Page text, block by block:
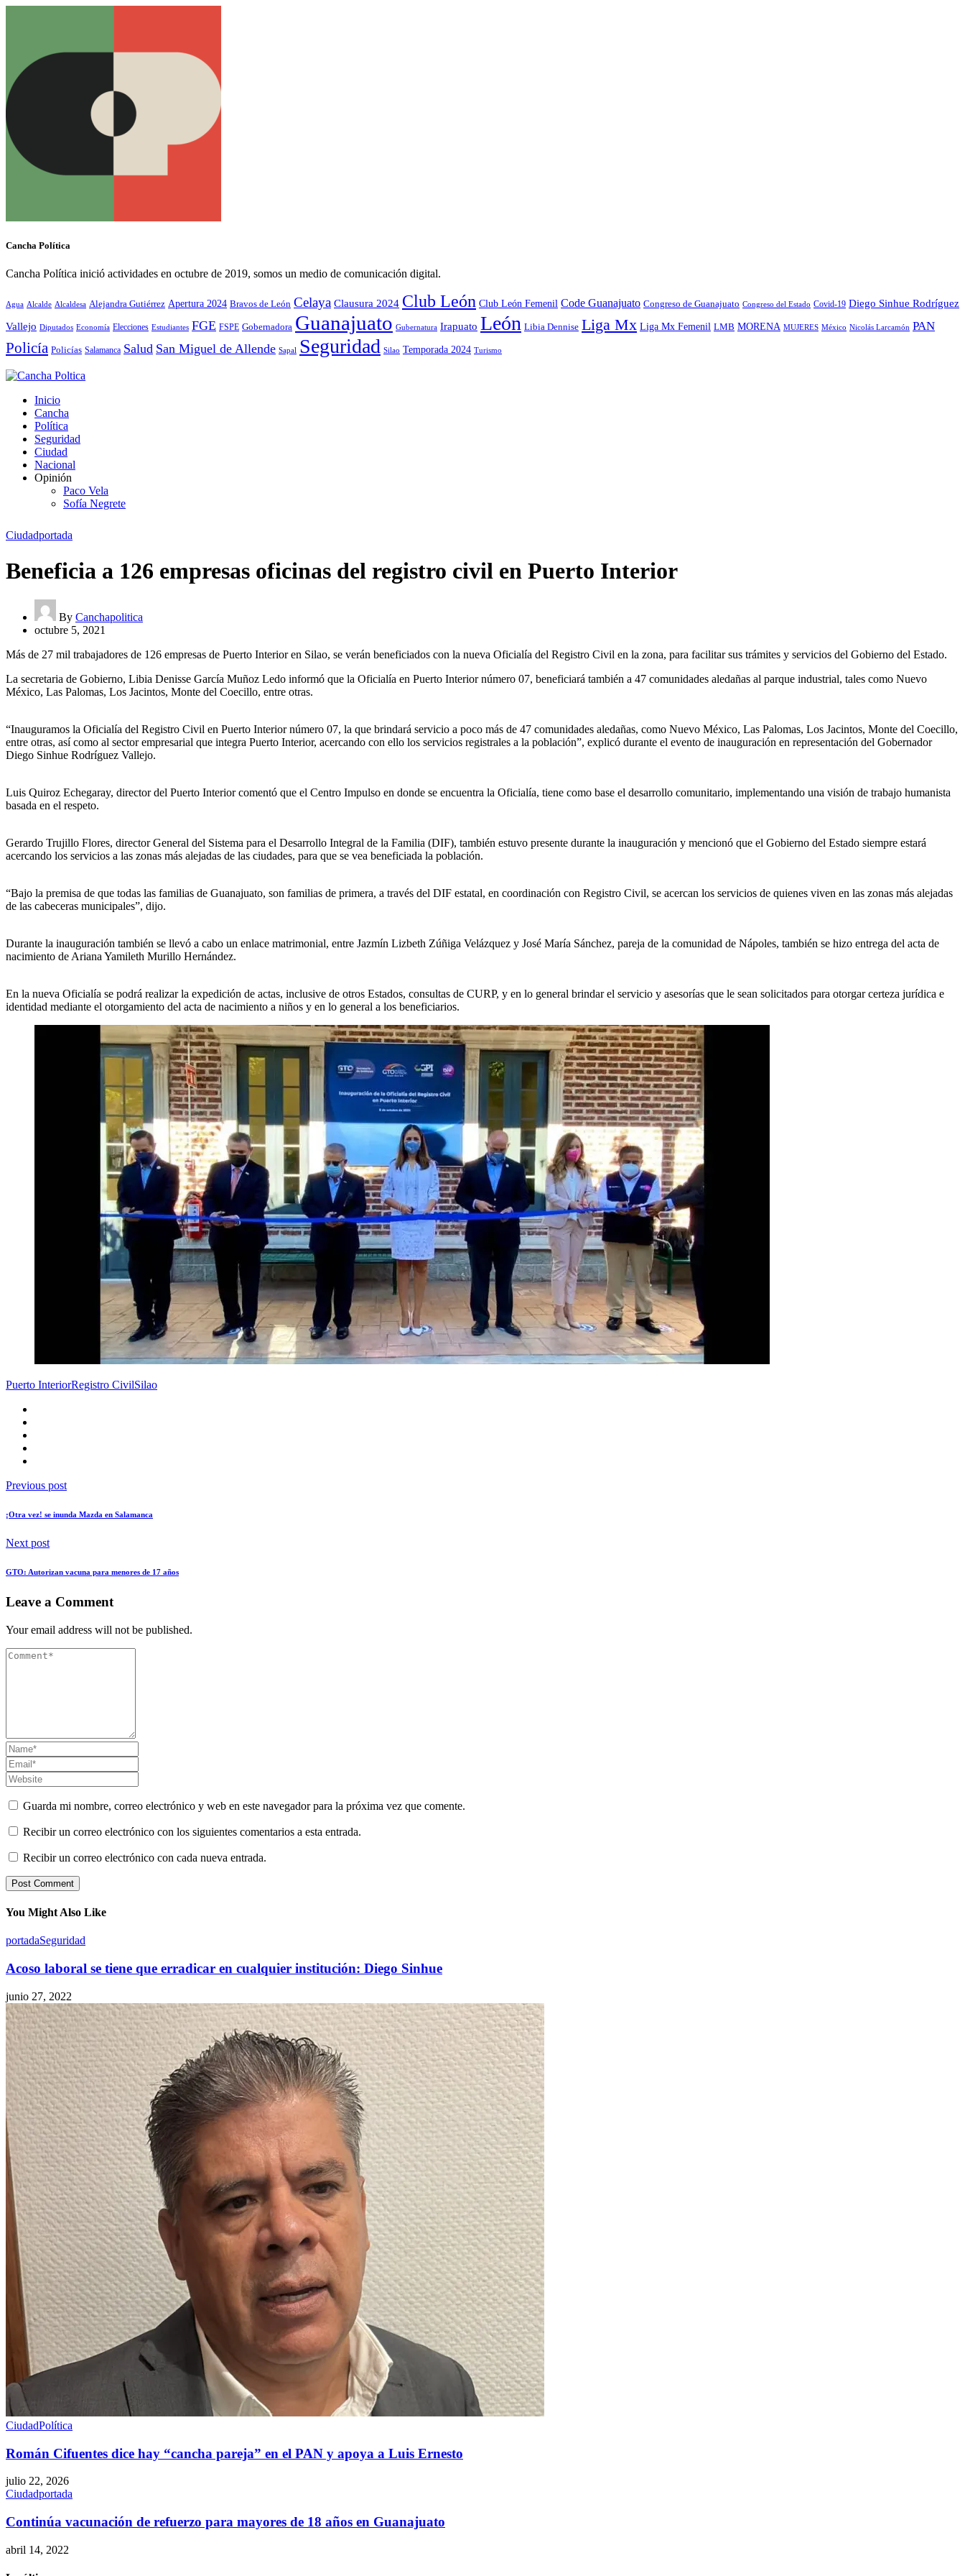
Cancha Política
Cancha Política inició actividades en octubre de 2019, somos un medio de comunicación digital.
Agua Alcalde Alcaldesa Alejandra Gutiérrez Apertura 2024 Bravos de León Celaya Clausura 2024 Club León Club León Femenil Code Guanajuato Congreso de Guanajuato Congreso del Estado Covid-19 Diego Sinhue Rodríguez
Vallejo Diputados Economía Elecciones Estudiantes FGE FSPE Gobernadora Guanajuato Gubernatura Irapuato León Libia Dennise Liga Mx Liga Mx Femenil LMB MORENA MUJERES México Nicolás Larcamón PAN
Policía Policías Salamanca Salud San Miguel de Allende Sapal Seguridad Silao Temporada 2024 Turismo
Inicio
Cancha
Política
Seguridad
Ciudad
Nacional
Opinión
Paco Vela
Sofía Negrete
Ciudadportada
Beneficia a 126 empresas oficinas del registro civil en Puerto Interior
By Canchapolitica
octubre 5, 2021
Más de 27 mil trabajadores de 126 empresas de Puerto Interior en Silao, se verán beneficiados con la nueva Oficialía del Registro Civil en la zona, para facilitar sus trámites y servicios del Gobierno del Estado.
La secretaria de Gobierno, Libia Denisse García Muñoz Ledo informó que la Oficialía en Puerto Interior número 07, beneficiará también a 47 comunidades aledañas al parque industrial, tales como Nuevo
México, Las Palomas, Los Jacintos, Monte del Coecillo, entre otras.
“Inauguramos la Oficialía del Registro Civil en Puerto Interior número 07, la que brindará servicio a poco más de 47 comunidades aledañas, como Nuevo México, Las Palomas, Los Jacintos, Monte del Coecillo,
entre otras, así como al sector empresarial que integra Puerto Interior, acercando con ello los servicios registrales a la población”, explicó durante el evento de inauguración en representación del Gobernador
Diego Sinhue Rodríguez Vallejo.
Luis Quiroz Echegaray, director del Puerto Interior comentó que el Centro Impulso en donde se encuentra la Oficialía, tiene como base el desarrollo comunitario, implementando una visión de trabajo humanista
basada en el respeto.
Gerardo Trujillo Flores, director General del Sistema para el Desarrollo Integral de la Familia (DIF), también estuvo presente durante la inauguración y mencionó que el Gobierno del Estado siempre estará
acercando los servicios a las zonas más alejadas de las ciudades, para que se vea beneficiada la población.
“Bajo la premisa de que todas las familias de Guanajuato, son familias de primera, a través del DIF estatal, en coordinación con Registro Civil, se acercan los servicios de quienes viven en las zonas más alejadas
de las cabeceras municipales”, dijo.
Durante la inauguración también se llevó a cabo un enlace matrimonial, entre Jazmín Lizbeth Zúñiga Velázquez y José María Sánchez, pareja de la comunidad de Nápoles, también se hizo entrega del acta de
nacimiento de Ariana Yamileth Murillo Hernández.
En la nueva Oficialía se podrá realizar la expedición de actas, inclusive de otros Estados, consultas de CURP, y en lo general brindar el servicio y asesorías que le sean solicitados para otorgar certeza jurídica e
identidad mediante el otorgamiento del acta de nacimiento a niños y en lo general a los beneficiarios.
Puerto InteriorRegistro CivilSilao
Previous post
¡Otra vez! se inunda Mazda en Salamanca
Next post
GTO: Autorizan vacuna para menores de 17 años
Leave a Comment
Your email address will not be published.
Guarda mi nombre, correo electrónico y web en este navegador para la próxima vez que comente.
Recibir un correo electrónico con los siguientes comentarios a esta entrada.
Recibir un correo electrónico con cada nueva entrada.
You Might Also Like
portadaSeguridad
Acoso laboral se tiene que erradicar en cualquier institución: Diego Sinhue
junio 27, 2022
CiudadPolítica
Román Cifuentes dice hay “cancha pareja” en el PAN y apoya a Luis Ernesto
julio 22, 2026
Ciudadportada
Continúa vacunación de refuerzo para mayores de 18 años en Guanajuato
abril 14, 2022